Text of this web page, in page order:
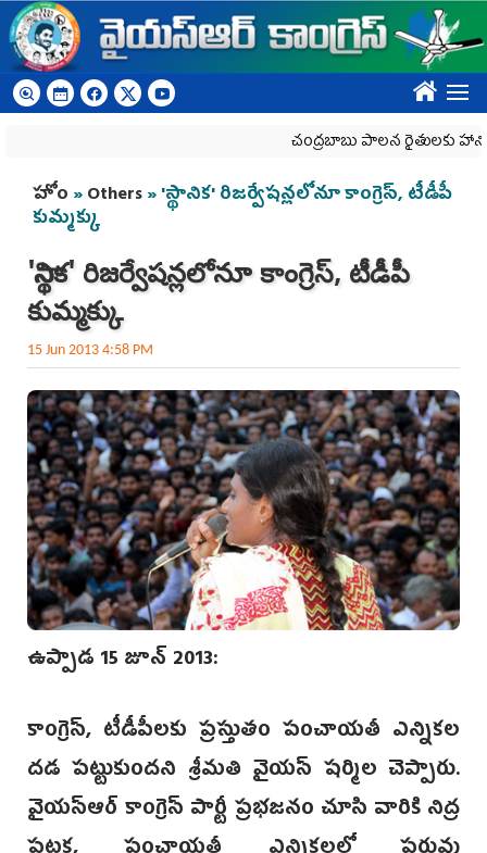
Skip to main content
????
చంద్రబాబు పాలన రైతులకు హానికరం
You are here
హోం »Others» 'స్థానిక' రిజర్వేషన్లలోనూ కాంగ్రెస్, టీడీపీ
కుమ్మక్కు
'స్థానిక' రిజర్వేషన్లలోనూ కాంగ్రెస్, టీడీపీ
కుమ్మక్కు
15 Jun 2013 4:58 PM
ఉప్పాడ 15 జూన్ 2013:
కాంగ్రెస్, టీడీపీలకు ప్రస్తుతం పంచాయతీ ఎన్నికల
దడ పట్టుకుందని శ్రీమతి వైయస్ షర్మిల చెప్పారు.
వైయస్ఆర్ కాంగ్రెస్ పార్టీ ప్రభజనం చూసి వారికి నిద్ర